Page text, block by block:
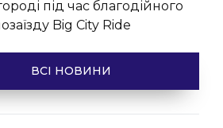
під час благодійного
Big Сity Ride
ВСІ НОВИНИ